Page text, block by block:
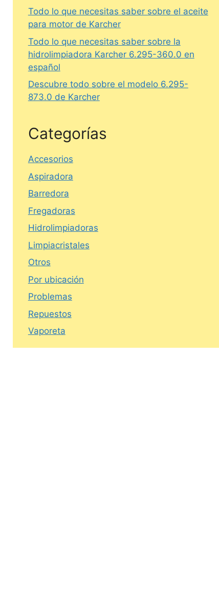
Todo lo que necesitas saber sobre el aceite
para motor de Karcher
Todo lo que necesitas saber sobre la
hidrolimpiadora Karcher 6.295-360.0 en
español
Descubre todo sobre el modelo 6.295-
873.0 de Karcher
Categorías
Accesorios
Aspiradora
Barredora
Fregadoras
Hidrolimpiadoras
Limpiacristales
Otros
Por ubicación
Problemas
Repuestos
Vaporeta